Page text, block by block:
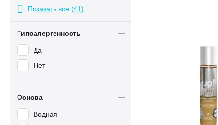
Кокос
Крем брюле
Май - Тай
Малина
Показать все (41)
Гипоалергенность
Да
Нет
Основа
Водная